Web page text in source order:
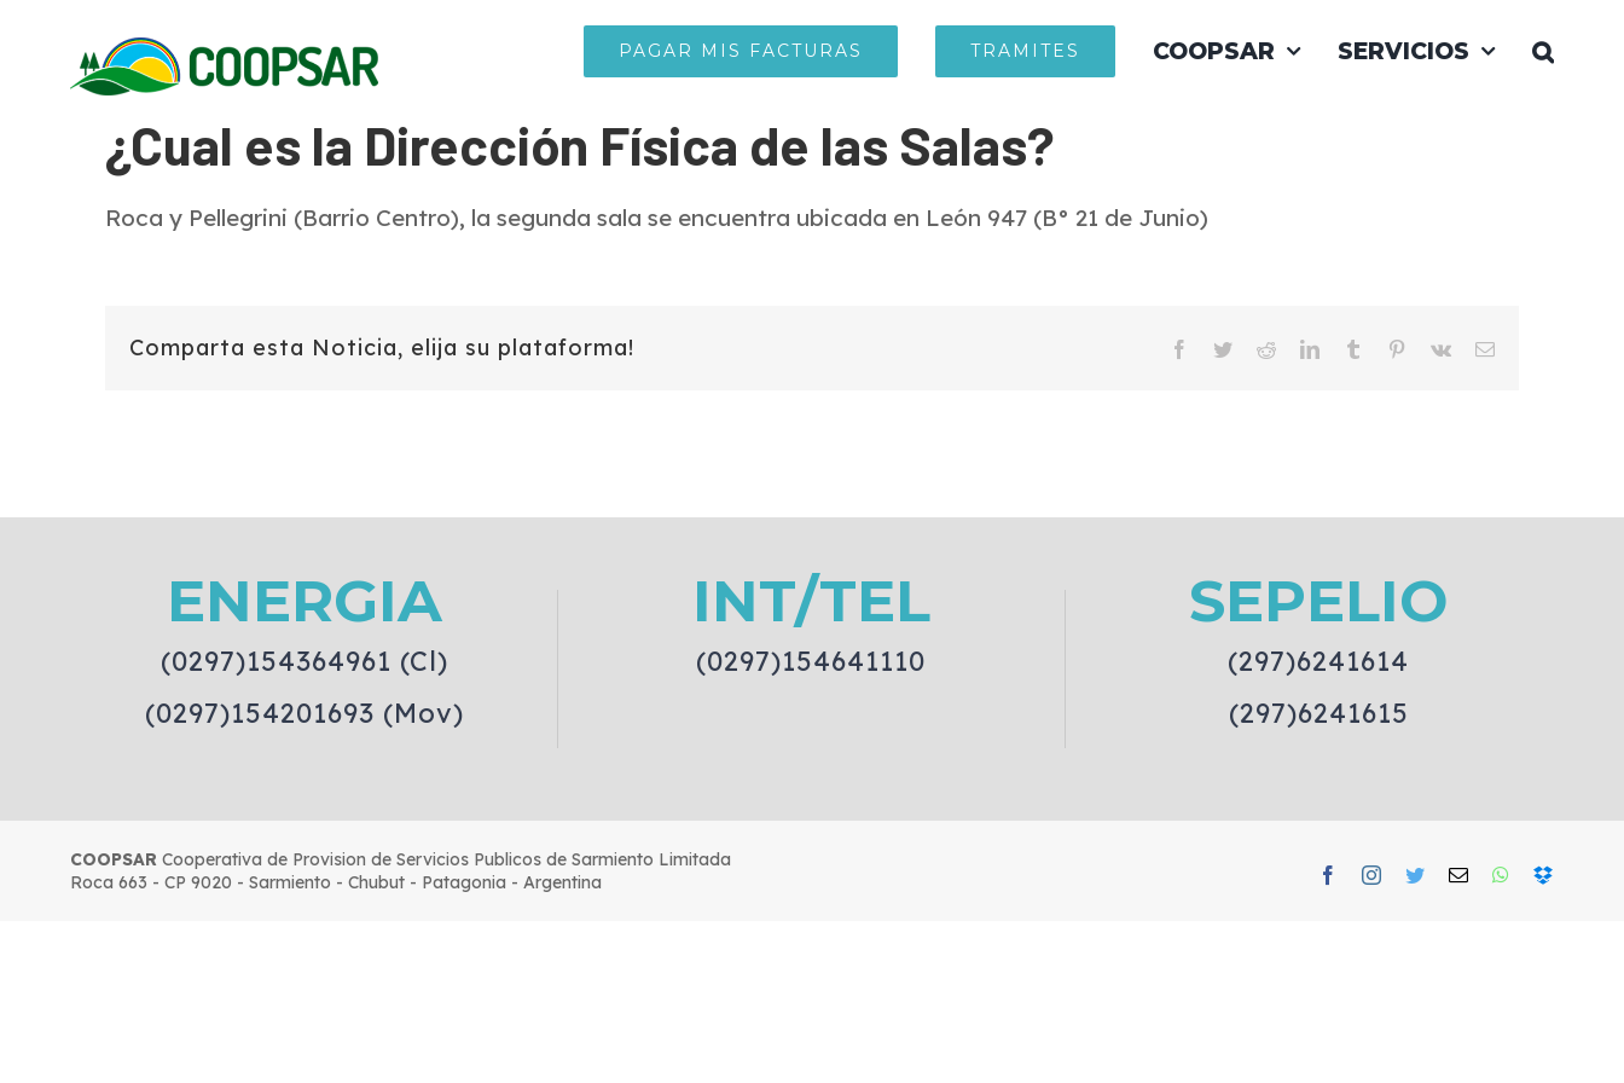
content
PAGAR MIS FACTURAS TRAMITES COOPSAR SERVICIOS
¿Cual es la Dirección Física de las Salas?
Roca y Pellegrini (Barrio Centro), la segunda sala se encuentra ubicada en León 947 (B° 21 de Junio)
Comparta esta Noticia, elija su plataforma! Facebook
TwitterRedditLinkedInTumblr Pinterest
Vk Email
ENERGIA
(0297)154364961 (Cl)
(0297)154201693 (Mov)
INT/TEL
(0297)154641110
SEPELIO
(297)6241614
(297)6241615
COOPSAR Cooperativa de Provision de Servicios Publicos de Sarmiento Limitada
Roca 663 - CP 9020 - Sarmiento - Chubut - Patagonia - Argentina
FacebookInstagram
TwitterEmail WhatsAppDropbox